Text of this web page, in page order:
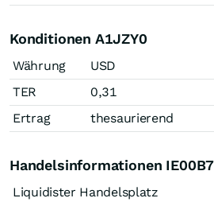
Konditionen A1JZY0
Währung
USD
TER
0,31
Ertrag
thesaurierend
Handelsinformationen
Liquidister Handelsplatz